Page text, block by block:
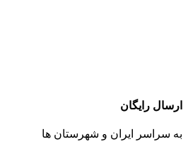
ارسال رایگان
به سراسر ایران و شهرستان ها